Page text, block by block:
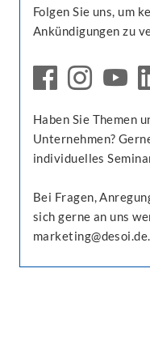
Folgen Sie uns, um
Ankündigungen zu
Haben Sie Themen
Unternehmen?
individuelles
Bei Fragen,
sich gerne an uns
marketing@desoi.de.